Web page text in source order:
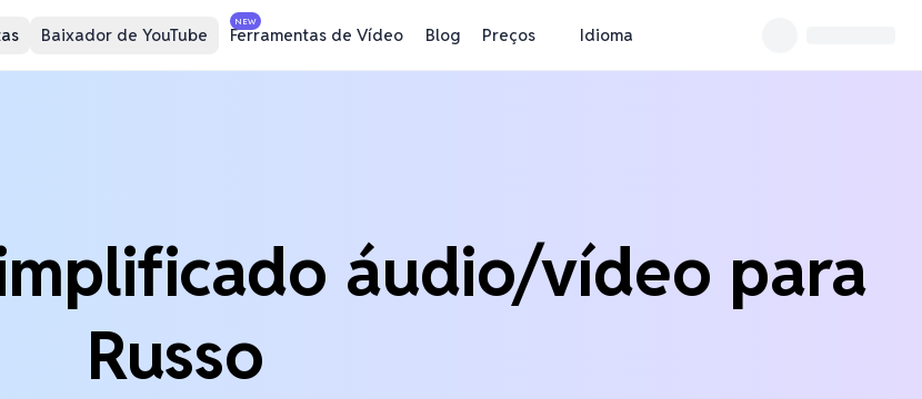
Baixador de YouTube
NEW
Ferramentas de Vídeo Blog Preços Idioma
áudio/vídeo para
Russo